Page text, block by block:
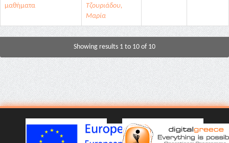
μαθήματα
Τζουριάδου,
Μαρία
Showing results 1 to 10 of 10